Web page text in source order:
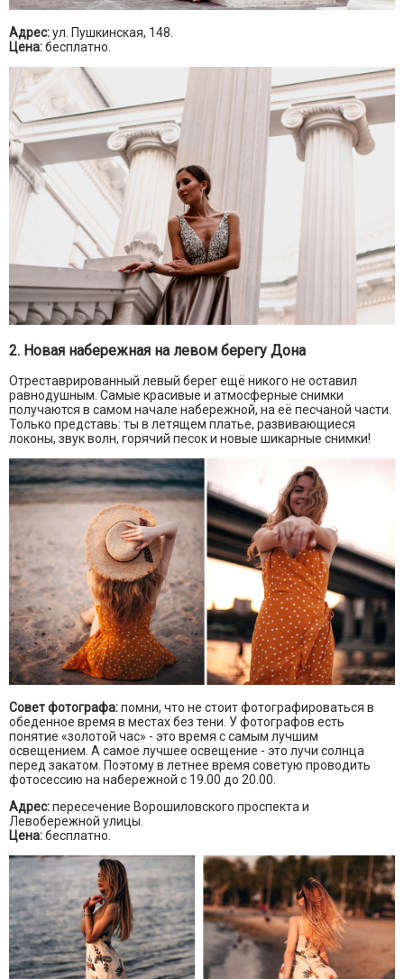
Адрес:ул. Пушкинская, 148.
Цена:бесплатно.
2. Новая набережная на левом берегу Дона
Отреставрированный левый берег ещё никого не оставил
равнодушным. Самые красивые и атмосферные снимки
получаются в самом начале набережной, на её песчаной части.
Только представь: ты в летящем платье, развивающиеся
локоны, звук волн, горячий песок и новые шикарные снимки!
Совет фотографа:помни, что не стоит фотографироваться в
обеденное время в местах без тени. У фотографов есть
понятие «золотой час» - это время с самым лучшим
освещением. А самое лучшее освещение - это лучи солнца
перед закатом. Поэтому в летнее время советую проводить
фотосессию на набережной с 19.00 до 20.00.
Адрес:пересечение Ворошиловского проспекта и
Левобережной улицы.
Цена:бесплатно.